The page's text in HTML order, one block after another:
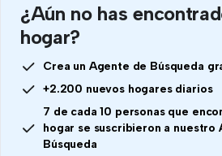
¿Aún no has
hogar?
Crea un Agente de Búsqueda
+2.200 nuevos hogares diarios
7 de cada 10 personas que
hogar se suscribieron a nuestro
Búsqueda